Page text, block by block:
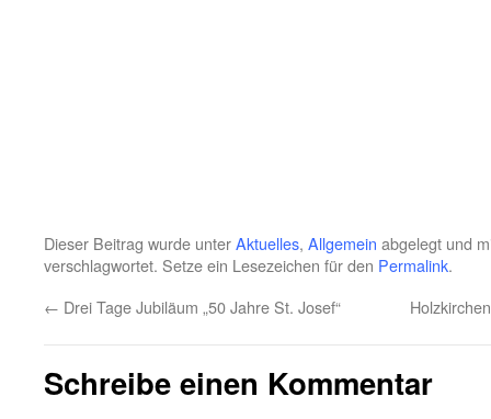
Dieser Beitrag wurde unterAktuelles, Allgemein abgelegt und
verschlagwortet. Setze ein Lesezeichen für den Permalink.
← Drei Tage Jubiläum „50 Jahre St. Josef“
Schreibe einen Kommentar